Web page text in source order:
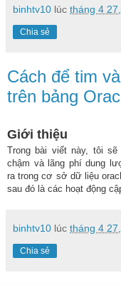
binhtv10 lúc tháng 4
Chia sẻ
Cách để tim
trên bảng
Giới thiệu
Trong bài viết này, tôi
chậm và lãng phí dung
ra trong cơ sở dữ liệu
sau đó là các hoạt động
binhtv10 lúc tháng 4
Chia sẻ